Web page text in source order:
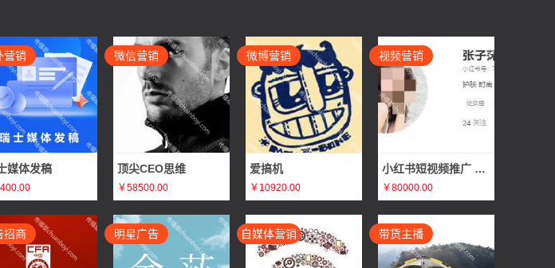
媒体发稿
营销
顶尖CEO思维
￥58500.00
微信营销
爱搞机
￥10920.00
微博营销
小红书短视频推广 张子莯
￥80000.00
视频营销
招商 明星广告 自媒体营销 带货主播